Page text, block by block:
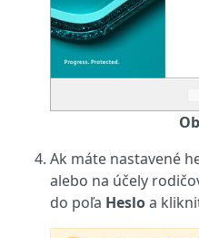
Ak máte nastavené
alebo na účely
do poľa Hesloa